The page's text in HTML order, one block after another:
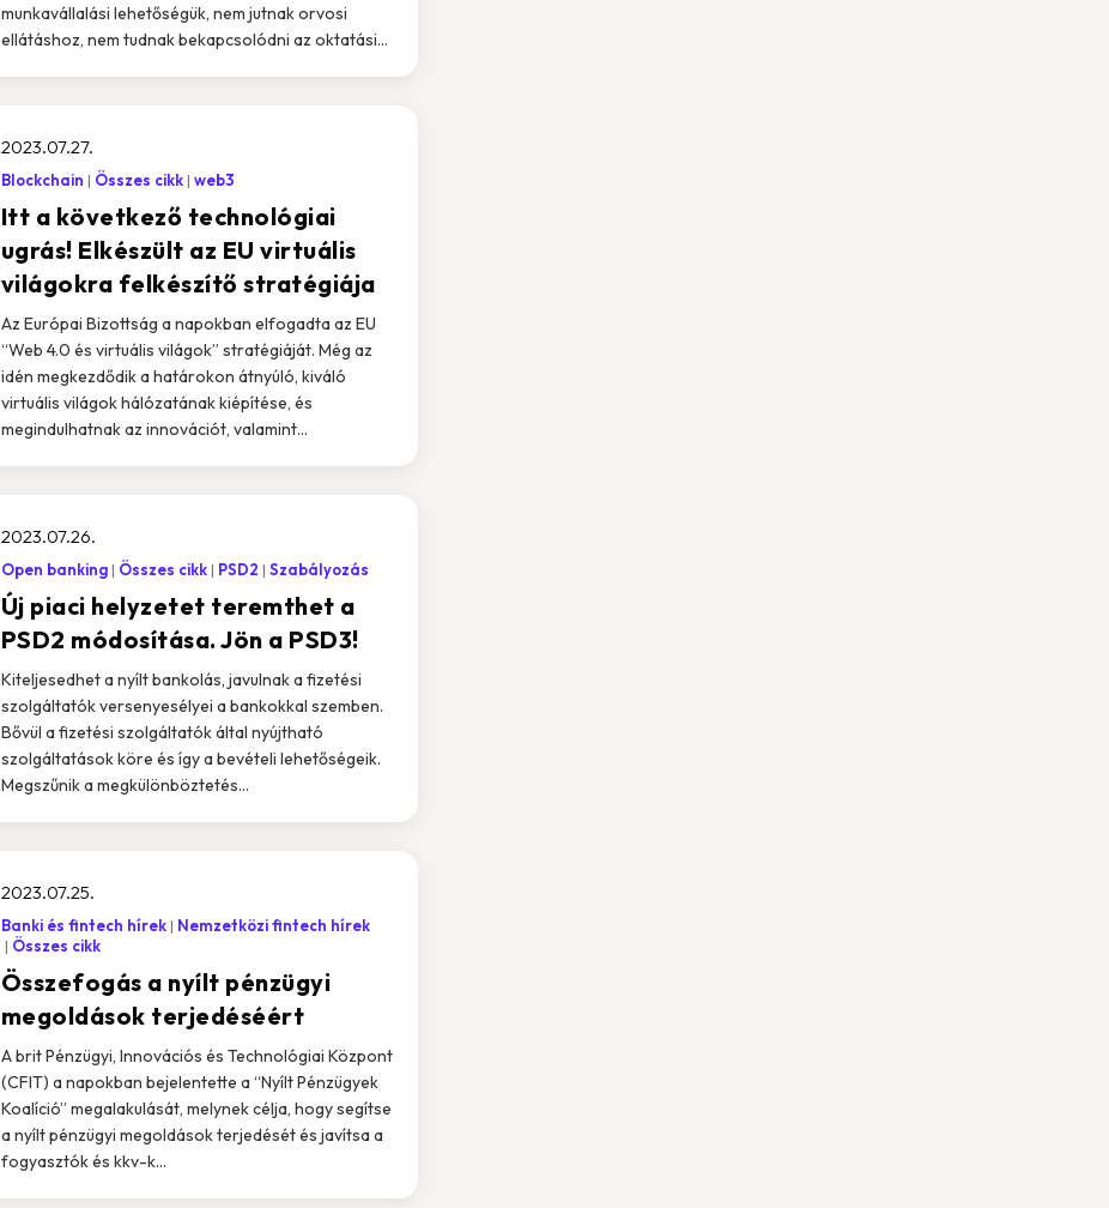
munkavállalási lehetőségük, nem jutnak orvosi
ellátáshoz, nem tudnak bekapcsolódni az oktatási...
Itt a következő technológiai
ugrás! Elkészült az EU virtuális
világokra felkészítő stratégiája
2023.07.27.
Blockchain Összes cikk web3
Az Európai Bizottság a napokban elfogadta az EU
“Web 4.0 és virtuális világok” stratégiáját. Még az
idén megkezdődik a határokon átnyúló, kiváló
virtuális világok hálózatának kiépítése, és
megindulhatnak az innovációt, valamint...
Új piaci helyzetet teremthet a
PSD2 módosítása. Jön a PSD3!
2023.07.26.
Open banking Összes cikk PSD2 Szabályozás
Kiteljesedhet a nyílt bankolás, javulnak a fizetési
szolgáltatók versenyesélyei a bankokkal szemben.
Bővül a fizetési szolgáltatók által nyújtható
szolgáltatások köre és így a bevételi lehetőségeik.
Megszűnik a megkülönböztetés...
Összefogás a nyílt pénzügyi
megoldások terjedéséért
2023.07.25.
Banki és fintech hírek
Nemzetközi fintech hírek
Összes cikk
A brit Pénzügyi, Innovációs és Technológiai Központ
(CFIT) a napokban bejelentette a “Nyílt Pénzügyek
Koalíció” megalakulását, melynek célja, hogy segítse
a nyílt pénzügyi megoldások terjedését és javítsa a
fogyasztók és kkv-k...